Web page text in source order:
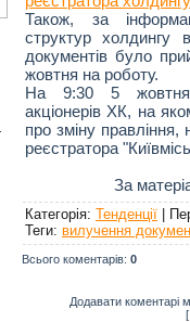
Також, за
структур холдингу
документів було
жовтня на роботу.
На 9:30 5 жовтня
акціонерів ХК, на
про зміну
реєстратора
За
Категорія: Тенденції |
Теги: вилучення
Всього коментарів: 0
Додавати коментарі